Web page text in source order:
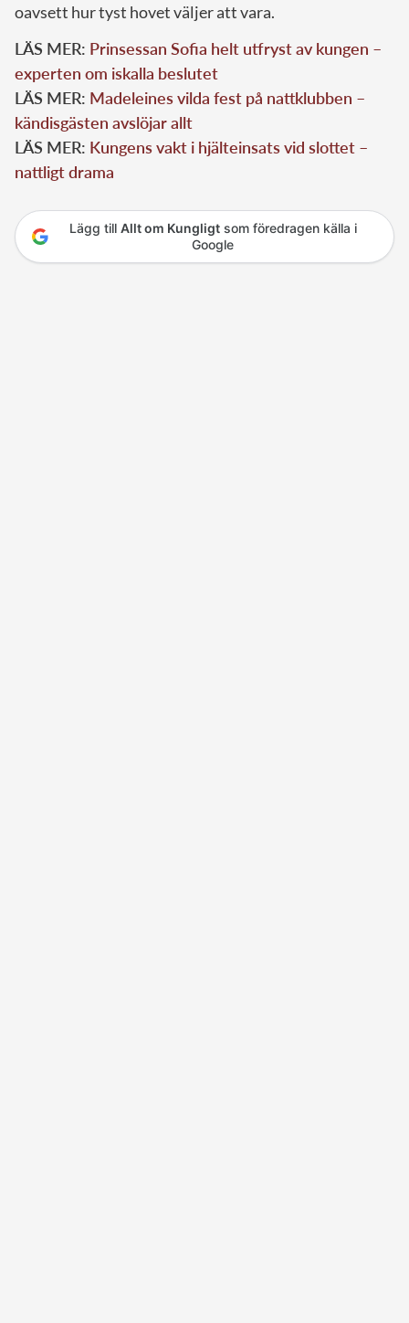
oavsett hur tyst hovet väljer att vara.
LÄS MER: Prinsessan Sofia helt utfryst av kungen –
experten om iskalla beslutet
LÄS MER: Madeleines vilda fest på nattklubben –
kändisgästen avslöjar allt
LÄS MER: Kungens vakt i hjälteinsats vid slottet –
nattligt drama
Lägg till Allt om Kungligtsom föredragen källa i
Google